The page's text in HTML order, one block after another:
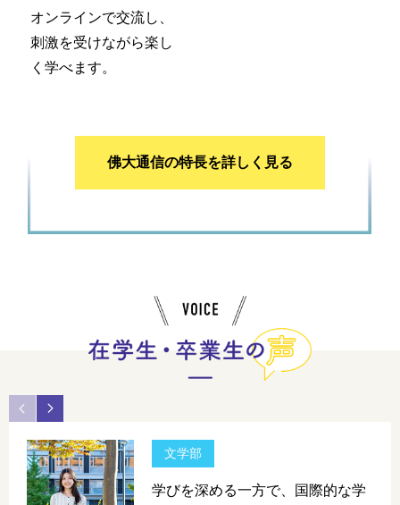
オンラインで交流し、
刺激を受けながら楽し
く学べます。
佛大通信の特長を詳しく見る
文学部
学びを深める一方で、国際的な学